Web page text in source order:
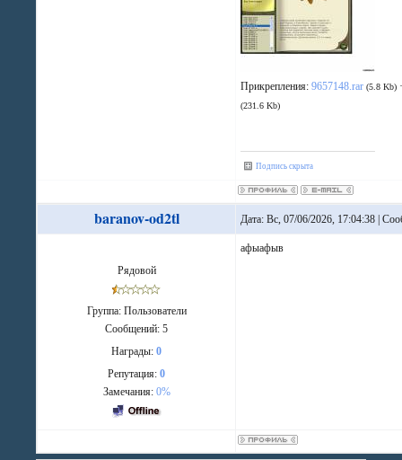
Прикрепления:9657148.rar (5.8 Kb)
(231.6 Kb)
Подпись скрыта
baranov-od2tl Дата: Вс, 07/06/2026, 17:04:38 |
Рядовой
Группа: Пользователи
Сообщений:5
Награды:0
Репутация:0
Замечания: 0%
афыафыв